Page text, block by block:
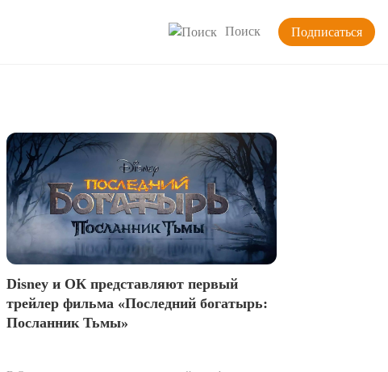
Поиск Подписаться
Disney и ОК представляют первый
трейлер фильма «Последний богатырь:
Посланник Тьмы»